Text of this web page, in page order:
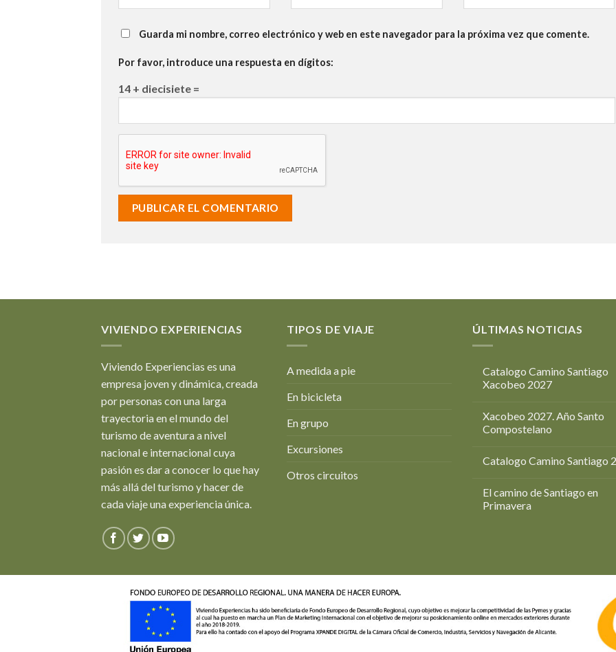
Guarda mi nombre, correo electrónico y web en este navegador para la próxima vez que comente.
Por favor, introduce una respuesta en dígitos:
14 + diecisiete =
VIVIENDO EXPERIENCIAS
Viviendo Experiencias es una
empresa joven y dinámica, creada
por personas con una larga
trayectoria en el mundo del
turismo de aventura a nivel
nacional e internacional cuya
pasión es dar a conocer lo que hay
más allá del turismo y hacer de
cada viaje una experiencia única.
TIPOS DE VIAJE
A medida a pie
En bicicleta
En grupo
Excursiones
Otros circuitos
ÚLTIMAS NOTICIAS
Catalogo Camino Santiago
Xacobeo 2027
Xacobeo 2027. Año Santo
Compostelano
Catalogo Camino Santiago
El camino de Santiago en
Primavera